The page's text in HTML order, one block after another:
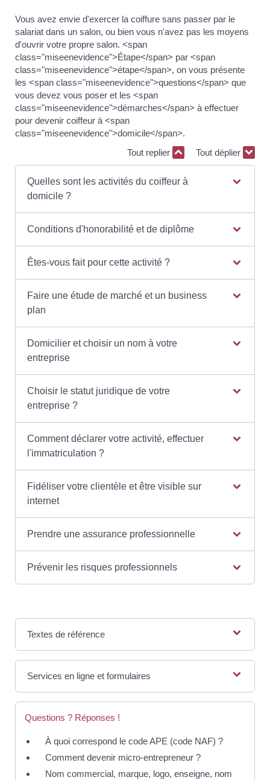
Vous avez envie d'exercer la coiffure sans passer par le
salariat dans un salon, ou bien vous n'avez pas les moyens
d'ouvrir votre propre salon. <span
class="miseenevidence">Étape</span> par <span
class="miseenevidence">étape</span>, on vous présente
les <span class="miseenevidence">questions</span> que
vous devez vous poser et les <span
class="miseenevidence">démarches</span> à effectuer
pour devenir coiffeur à <span
class="miseenevidence">domicile</span>.
Tout replier
Tout déplier
Quelles sont les activités du coiffeur à
domicile ?
Conditions d'honorabilité et de diplôme
Êtes-vous fait pour cette activité ?
Faire une étude de marché et un business
plan
Domicilier et choisir un nom à votre
entreprise
Choisir le statut juridique de votre
entreprise ?
Comment déclarer votre activité, effectuer
l'immatriculation ?
Fidéliser votre clientèle et être visible sur
internet
Prendre une assurance professionnelle
Prévenir les risques professionnels
Textes de référence
Services en ligne et formulaires
Questions ? Réponses !
À quoi correspond le code APE (code NAF) ?
Comment devenir micro-entrepreneur ?
Nom commercial, marque, logo, enseigne, nom